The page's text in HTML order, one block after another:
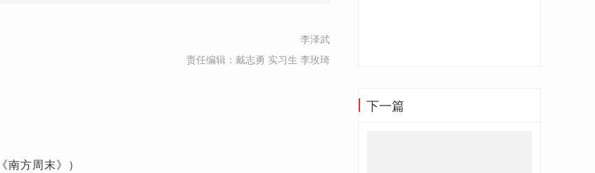
李泽武
责任编辑：戴志勇 实习生 李玫琦
南方周末》）
下一篇